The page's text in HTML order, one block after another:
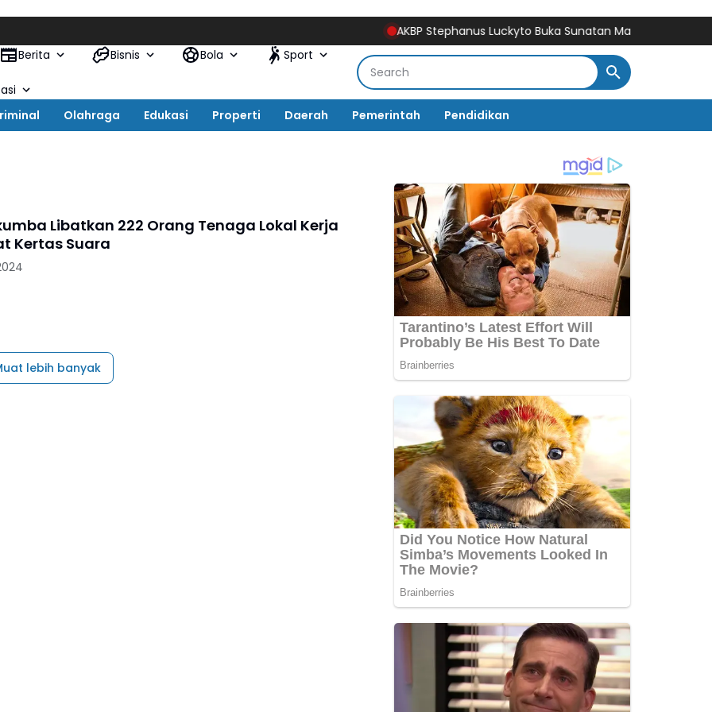
AKBP Stephanus Luckyto Buka Sunatan Massal, Polres
Berita
Bisnis Bola Sport
Olahraga Edukasi Properti Daerah Pemerintah Pendidikan
Libatkan 222 Orang Tenaga Lokal Kerja
Kertas Suara
lebih banyak